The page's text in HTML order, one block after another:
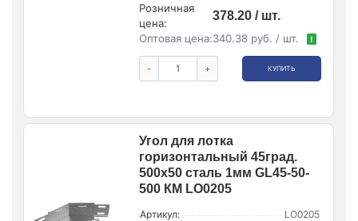
Розничная
цена:
378.20 / шт.
Оптовая цена:340.38 руб. / шт. !
- + КУПИТЬ
Угол для лотка
горизонтальный 45град.
500х50 сталь 1мм GL45-50-
500 КМ LO0205
Артикул:
LO0205